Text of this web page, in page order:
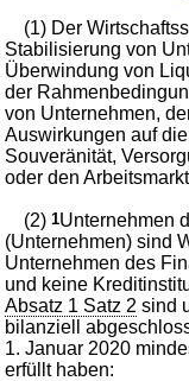
Abschnitt 2
Teil 1
(1) Der
Stabilisierung von
Überwindung von
der
von Unternehmen,
Auswirkungen auf
Souveränität,
oder den
(2)1Unternehmen
(Unternehmen) sind
Unternehmen des
und keine
Absatz 1 Satz 2 sind
bilanziell
1. Januar 2020
erfüllt haben: